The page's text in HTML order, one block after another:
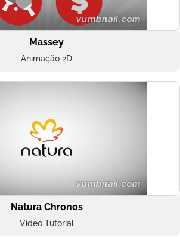
Massey
Animação 2D
Natura Chronos
Vídeo Tutorial